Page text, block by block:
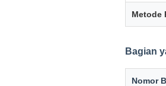
Metode
Bagian
Nomor